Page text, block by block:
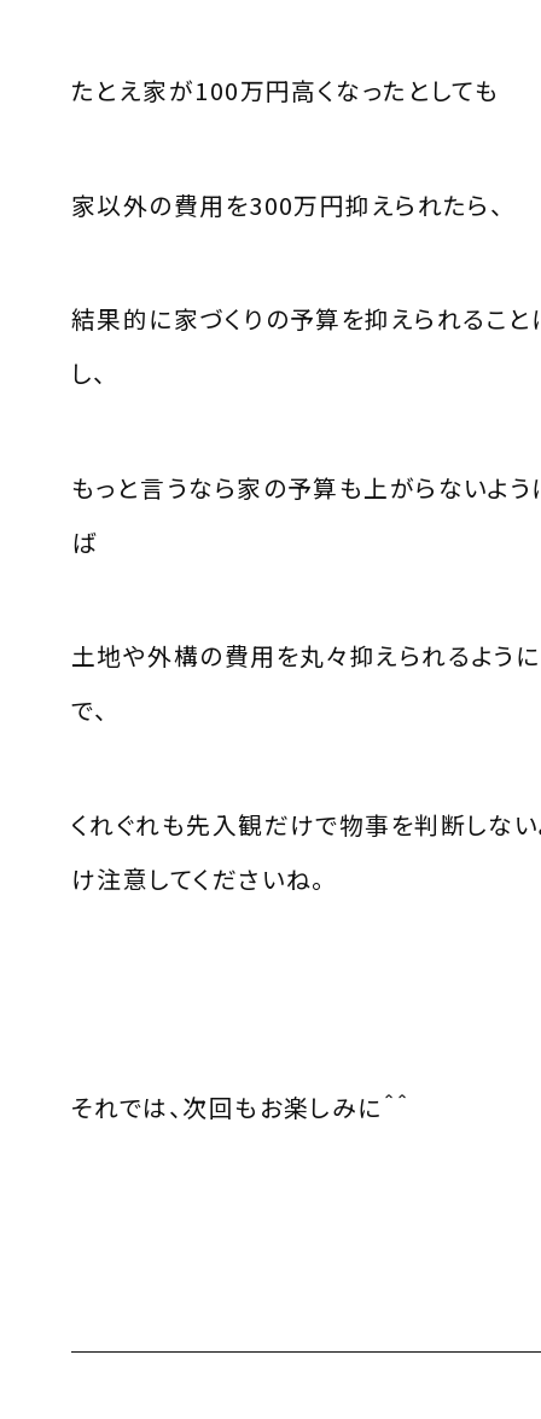
たとえ家が100万円高くなったとしても
家以外の費用を300万円抑えられたら、
結果的に家づくりの予算を抑えられること
し、
もっと言うなら家の予算も上がらないよう
ば
土地や外構の費用を丸々抑えられるよう
で、
くれぐれも先入観だけで物事を判断しな
け注意してくださいね。
それでは、次回もお楽しみに＾＾